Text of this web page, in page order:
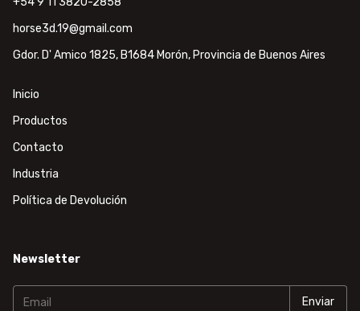
horse3d.19@gmail.com
Gdor. D' Amico 1825, B1684 Morón, Provincia de Buenos Aires
Inicio
Productos
Contacto
Industria
Política de Devolución
Newsletter